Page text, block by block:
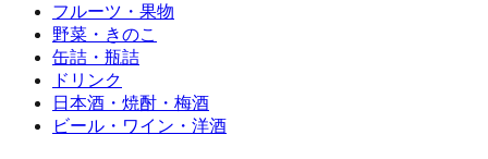
フルーツ・果物
野菜・きのこ
缶詰・瓶詰
ドリンク
日本酒・焼酎・梅酒
ビール・ワイン・洋酒